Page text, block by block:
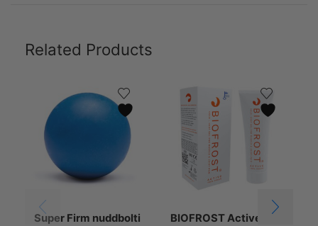
Related Products
Super Firm nuddbolti
BIOFROST Active túpur